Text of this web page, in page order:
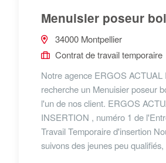
Menuisier poseur
34000 Montpellier
Contrat de travail temporaire
Notre agence ERGOS
recherche un Menuisier poseur
l'un de nos client. ERGOS
INSERTION , numéro 1 de
Travail Temporaire d'insertion
suivons des jeunes peu